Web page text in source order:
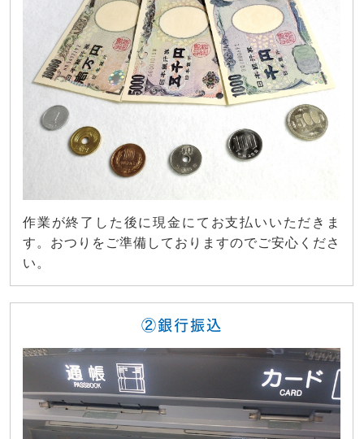
作業が終了した後に現金にてお支払いいただきま
す。おつりをご準備しておりますのでご安心くださ
い。
②銀行振込